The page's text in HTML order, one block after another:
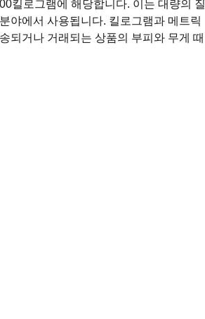
킬로그램에 해당합니다. 이는 대량의 질
야에서 사용됩니다. 킬로그램과 메트릭
되거나 거래되는 상품의 부피와 무게 때